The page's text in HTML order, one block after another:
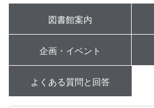
図書館案内
企画・イベント
よくある質問と回答